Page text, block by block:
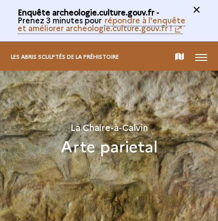
Enquête archeologie.culture.gouv.fr -
Prenez 3 minutes pour répondre à l'enquête
et améliorer archeologie.culture.gouv.fr !
LES ABRIS SCULPTÉS DE LA PRÉHISTOIRE MAPA
INTERACTIVO
MENÚ
La Chaire-à-Calvin
Arte parietal